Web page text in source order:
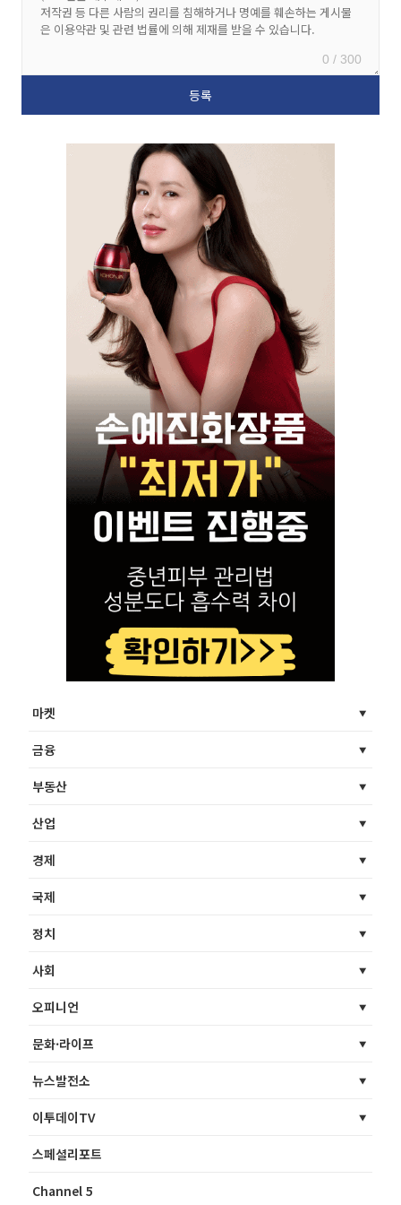
0 / 300
마켓
금융
부동산
산업
경제
국제
정치
사회
오피니언
문화·라이프
뉴스발전소
이투데이TV
스페셜리포트
Channel 5